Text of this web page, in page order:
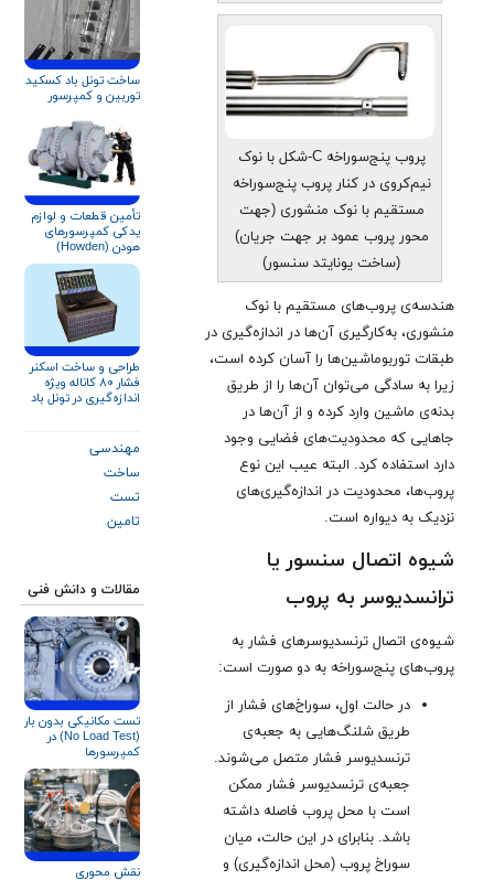
پروب پنج‌سوراخه C-شکل با نوک
نیم‌کروی در کنار پروب پنج‌سوراخه
مستقیم با نوک منشوری (جهت
محور پروب عمود بر جهت جریان)
(ساخت یونایتد سنسور)
هندسه‌ی پروب‌های مستقیم با نوک
منشوری، به‌کارگیری آن‌ها در اندازه‌گیری در
طبقات توربوماشین‌ها را آسان کرده است،
زیرا به ساد‌گی می‌توان آن‌ها را از طریق
بدنه‌ی ماشین وارد کرده و از آن‌ها در
جاهایی که محدودیت‌های فضایی وجود
دارد استفاده کرد.‌ البته عیب این نوع
پروب‌ها، محدودیت در اندازه‌گیری‌های
نزدیک به دیواره است.
شیوه اتصال سنسور یا
ترانسدیوسر به پروب
شیوه‌ی اتصال ترنسدیوسرهای فشار به
پروب‌های پنج‌سوراخه به دو صورت است:
در حالت اول، سوراخ‌های فشار از
طریق شلنگ‌هایی به جعبه‌ی
ترنسدیوسر فشار متصل می‌شوند.
جعبه‌ی ترنسدیوسر فشار ممکن
است با محل پروب فاصله‌ داشته
باشد. بنابرای در این حالت، میان
سوراخ پروب (محل اندازه‌گیری) و
ساخت تونل باد کسکید
توربین و کمپرسور
تأمین قطعات و لوازم
یدکی کمپرسورهای
هودن (Howden)
طراحی و ساخت اسکنر
فشار ۸۰ کاناله ویژه
اندازه‌گیری در تونل باد
مهندسی
ساخت
تست
تامین
مقالات و دانش فنی
تست مکانیکی بدون بار
(No Load Test) در
کمپرسورها
نقش محوری